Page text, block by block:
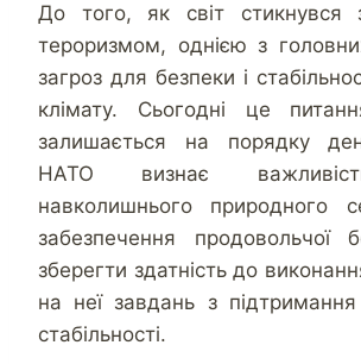
До того, як світ стикнувся
тероризмом, однією з
загроз для безпеки і
клімату. Сьогодні це
залишається на порядку
НАТО визнає
навколишнього природного
забезпечення продовольчої
зберегти здатність до
на неї завдань з
стабільності.